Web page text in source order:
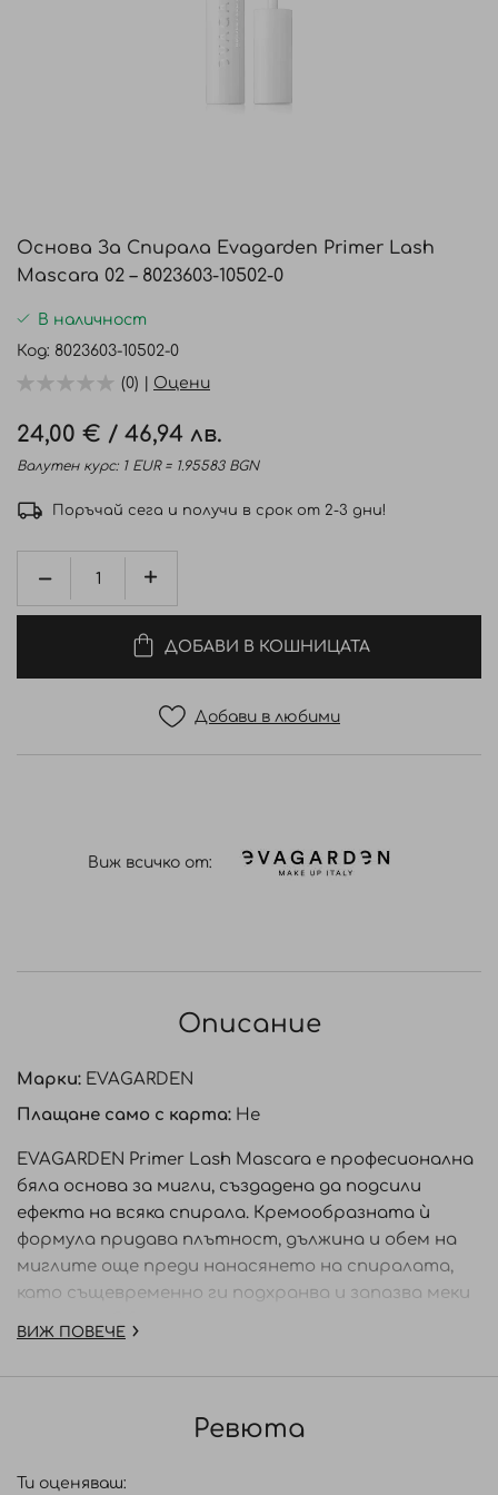
началото
на
галерия
със
Основа За Спирала Evagarden Primer Lash
Mascara 02 – 8023603-10502-0
В наличност
Код 8023603-10502-0
(0) | Оцени
24,00 € / 46,94 лв.
Валутен курс: 1 EUR = 1.95583 BGN
Поръчай сега и получи в срок от 2-3 дни!
ДОБАВИ В КОШНИЦАТА
Добави в любими
Виж всичко от:
Описание
Марки: EVAGARDEN
Плащане само с карта: Не
EVAGARDEN Primer Lash Mascara е професионална
бяла основа за мигли, създадена да подсили
ефекта на всяка спирала. Кремообразната ѝ
формула придава плътност, дължина и обем на
миглите още преди нанасянето на спиралата,
като същевременно ги подхранва и запазва меки
от червени водорасли, основата осигурява
подобрява прилепването на спиралата и
асиметрична четка разпределя продукта
ВИЖ ПОВЕЧЕ
Ревюта
Ти оценяваш: